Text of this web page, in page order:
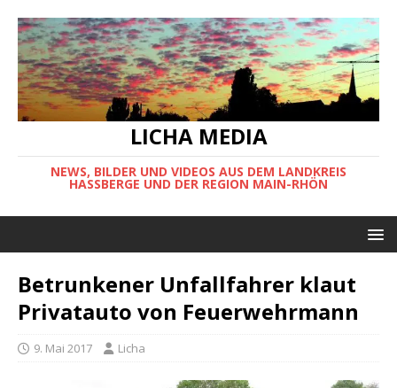
LICHA MEDIA
NEWS, BILDER UND VIDEOS AUS DEM LANDKREIS
HASSBERGE UND DER REGION MAIN-RHÖN
Betrunkener Unfallfahrer klaut
Privatauto von Feuerwehrmann
9. Mai 2017 Licha